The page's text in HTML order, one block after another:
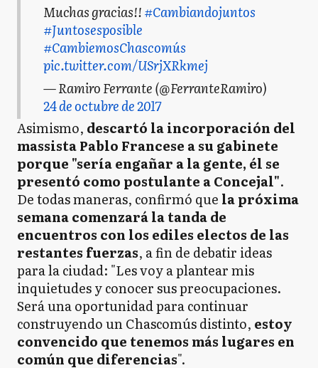
Muchas gracias!!#Cambiandojuntos
#Juntosesposible
#CambiemosChascomús
pic.twitter.com/USrjXRkmej
— Ramiro Ferrante (@FerranteRamiro)
24 de octubre de 2017
Asimismo, descartó la incorporación del
massista Pablo Francese a su gabinete
porque "sería engañar a la gente, él se
presentó como postulante a Concejal".
De todas maneras, confirmó que la próxima
semana comenzará la tanda de
encuentros con los ediles electos de las
restantes fuerzas, a fin de debatir ideas
para la ciudad: "Les voy a plantear mis
inquietudes y conocer sus preocupaciones.
Será una oportunidad para continuar
construyendo un Chascomús distinto, estoy
convencido que tenemos más lugares en
común que diferencias".